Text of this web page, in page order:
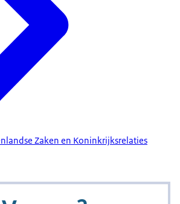
Zaken en Koninkrijksrelaties